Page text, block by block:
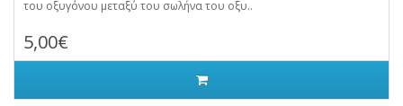
του οξυγόνου μεταξύ του σωλήνα του οξυ..
5,00€